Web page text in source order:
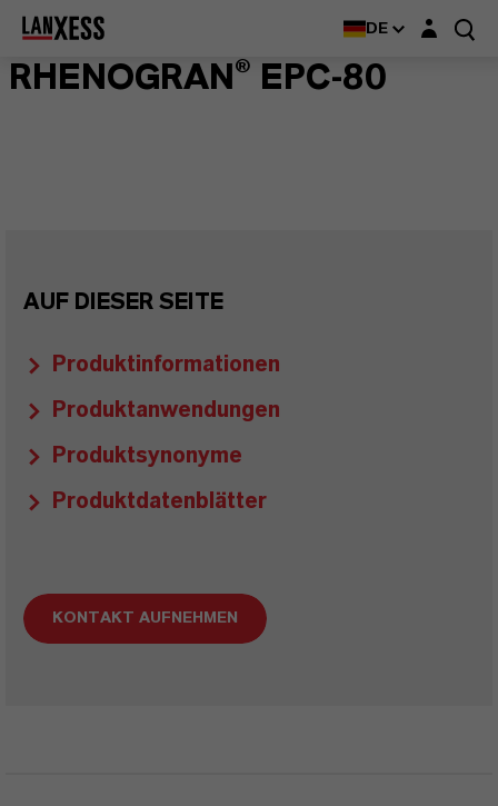
DE Login-Maske
RHENOGRAN® EPC-80
AUF DIESER SEITE
Produktinformationen
Produktanwendungen
Produktsynonyme
Produktdatenblätter
KONTAKT AUFNEHMEN